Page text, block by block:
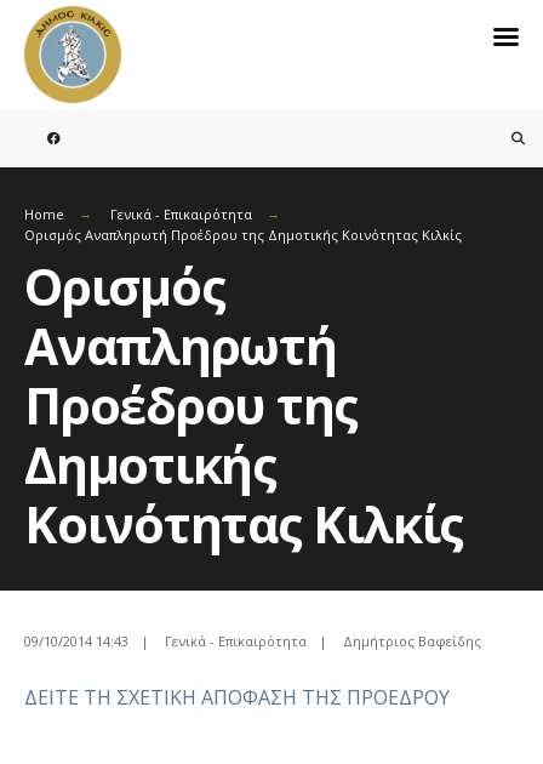
Skip
Home
Γενικά - Επικαιρότητα
Ορισμός Αναπληρωτή Προέδρου της Δημοτικής Κοινότητας Κιλκίς
Ορισμός
Αναπληρωτή
Προέδρου της
Δημοτικής
Κοινότητας Κιλκίς
09/10/2014 14:43 | Γενικά - Επικαιρότητα | Δημήτριος Βαφείδης
ΔΕΙΤΕ ΤΗ ΣΧΕΤΙΚΗ ΑΠΟΦΑΣΗ ΤΗΣ ΠΡΟΕΔΡΟΥ
Search
for: